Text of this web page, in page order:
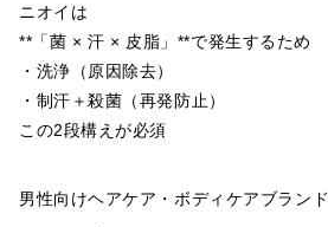
ニオイは
**「菌 × 汗 × 皮脂」**で発生するため
・洗浄（原因除去）
・制汗＋殺菌（再発防止）
この2段構えが必須
男性向けヘアケア・ボディケアブランド